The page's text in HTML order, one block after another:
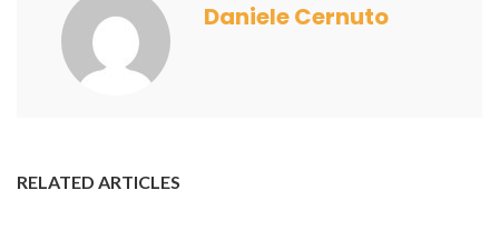
Daniele Cernuto
RELATED ARTICLES